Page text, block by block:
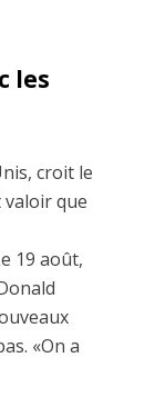
les
croit le
que
19 août,
«On a